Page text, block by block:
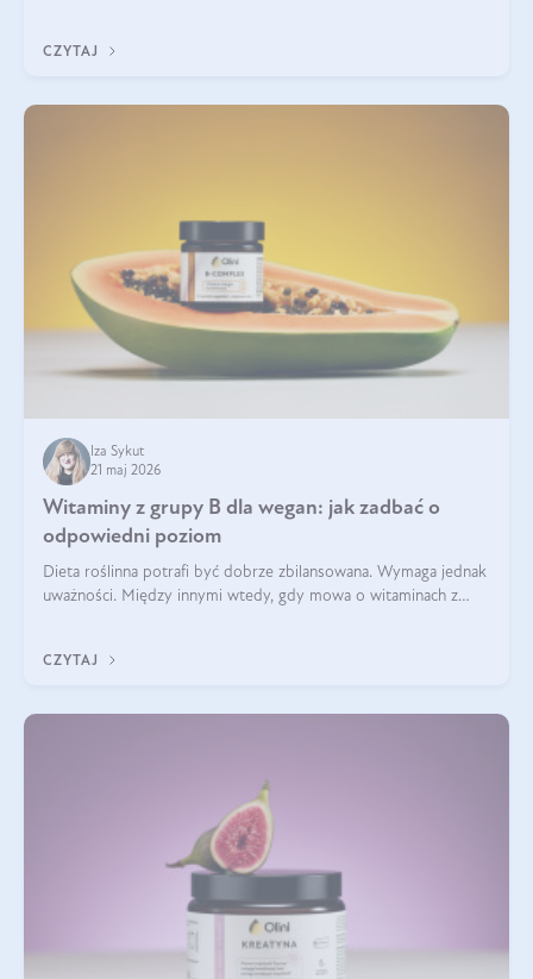
CZYTAJ
Iza Sykut
21 maj 2026
Witaminy z grupy B dla wegan: jak zadbać o
odpowiedni poziom
Dieta roślinna potrafi być dobrze zbilansowana. Wymaga jednak
uważności. Między innymi wtedy, gdy mowa o witaminach z
CZYTAJ